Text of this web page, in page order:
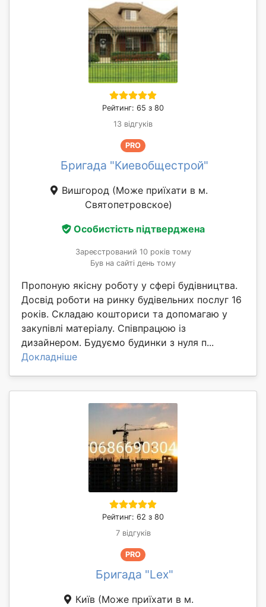
Рейтинг: 65 з 80
13 відгуків
PRO
Бригада "Киевобщестрой"
Вишгород (Може приїхати в м.
Святопетровское)
Особистість підтверджена
Зареєстрований 10 років тому
Був на сайті день тому
Пропоную якісну роботу у сфері будівництва.
Досвід роботи на ринку будівельних послуг 16
років. Складаю кошториси та допомагаю у
закупівлі матеріалу. Співпрацюю із
дизайнером. Будуємо будинки з нуля п...
Докладніше
Рейтинг: 62 з 80
7 відгуків
PRO
Бригада "Lex"
Київ (Може приїхати в м.